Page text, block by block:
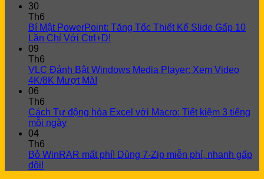
30
Th6
Bí Mật PowerPoint: Tăng Tốc Thiết Kế Slide Gấp 10
Lần Chỉ Với Ctrl+D!
09
Th6
VLC Đánh Bật Windows Media Player: Xem Video
4K/8K Mượt Mà!
06
Th6
Cách Tự động hóa Excel với Macro: Tiết kiệm 3 tiếng
mỗi ngày
04
Th6
Bỏ WinRAR mất phí! Dùng 7-Zip miễn phí, nhanh gấp
đôi!